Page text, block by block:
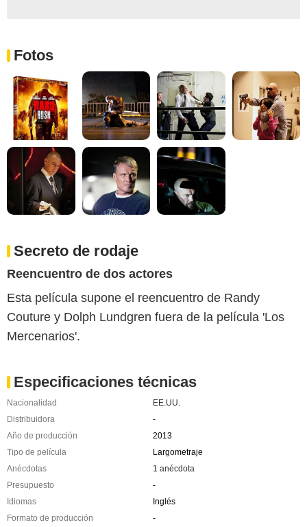
Fotos
Secreto de rodaje
Reencuentro de dos actores
Esta película supone el reencuentro de Randy
Couture y Dolph Lundgren fuera de la película 'Los
Mercenarios'.
Especificaciones técnicas
Nacionalidad
EE.UU.
Distribuidora
-
Año de producción
2013
Tipo de película
Largometraje
Anécdotas
1 anécdota
Presupuesto
-
Idiomas
Inglés
Formato de producción
-